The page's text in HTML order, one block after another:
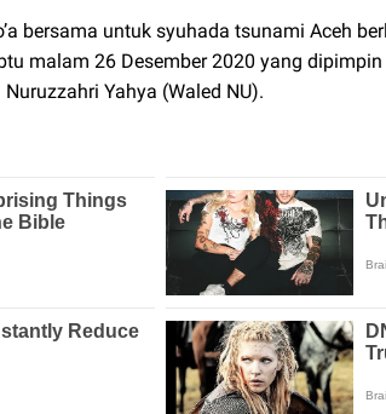
bersama untuk syuhada tsunami Aceh
malam 26 Desember 2020 yang dipimpin
Yahya (Waled NU).